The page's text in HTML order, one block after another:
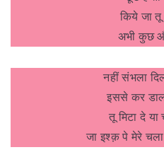
किये जा
अभी कुछ
नहीं संभला
इससे कर
तू मिटा दे
जा इश्क़ पे मेरे चला